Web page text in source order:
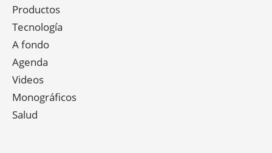
Productos
Tecnología
A fondo
Agenda
Videos
Monográficos
Salud